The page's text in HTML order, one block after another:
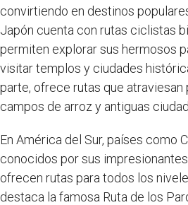
convirtiendo en destinos
Japón cuenta con rutas ciclistas
permiten explorar sus hermosos
visitar templos y ciudades
parte, ofrece rutas que atraviesan
campos de arroz y antiguas
En América del Sur, países como
conocidos por sus
ofrecen rutas para todos los
destaca la famosa Ruta de los